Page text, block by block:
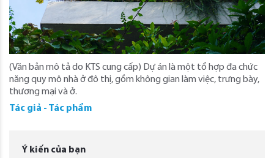
(Văn bản mô tả do KTS cung cấp) Dự án là một tổ hợp đa chức
năng quy mô nhà ở đô thị, gồm không gian làm việc, trưng bày,
thương mại và ở.
Tác giả - Tác phẩm
Ý kiến của bạn